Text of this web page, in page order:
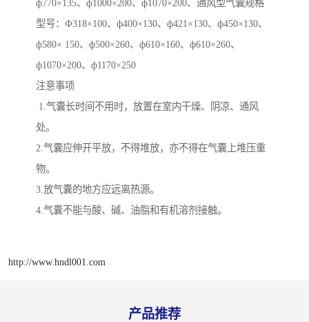
ф770×135、ф1000×200、ф1070×200、通风型气囊规格
型号：Ф318×100、ф400×130、ф421×130、ф450×130、
ф580× 150、ф500×260、ф610×160、ф610×260、
ф1070×200、ф1170×250
注意事项
1.气囊长时间不用时，放置在室内干燥、阴凉、通风
处。
2.气囊应伸开平放，不得堆放，亦不得在气囊上堆压重
物。
3.放气囊的地方应远离热源。
4.气囊不能与酸、碱、油脂和有机溶剂接触。
http://www.hndl001.com
产品推荐